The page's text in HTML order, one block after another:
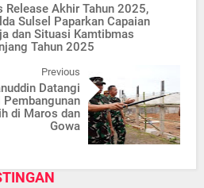
Release Akhir Tahun 2025,
Sulsel Paparkan Capaian
dan Situasi Kamtibmas
Tahun 2025
Previous
Datangi
di Maros dan
Gowa